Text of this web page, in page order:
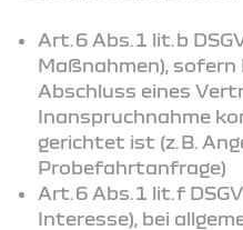
Art. 6 Abs. 1 lit. b
Maßnahmen),
Abschluss eines
Inanspruchnahme
gerichtet ist (z. B.
Probefahrtanfrage)
Art. 6 Abs. 1 lit. f
Interesse), bei